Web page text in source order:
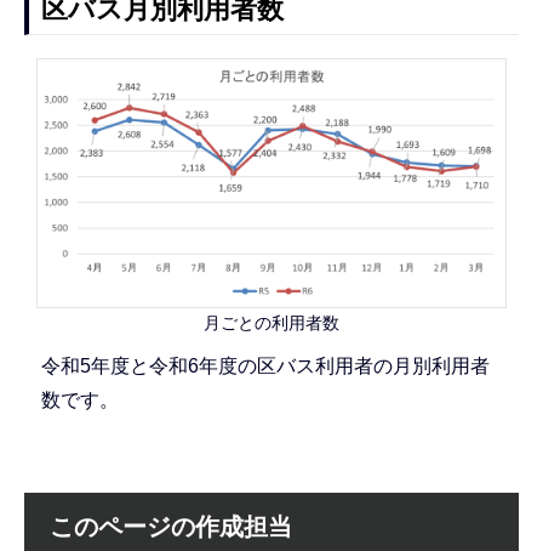
区バス月別利用者数
月ごとの利用者数
令和5年度と令和6年度の区バス利用者の月別利用者
数です。
このページの作成担当